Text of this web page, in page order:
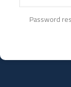
Password